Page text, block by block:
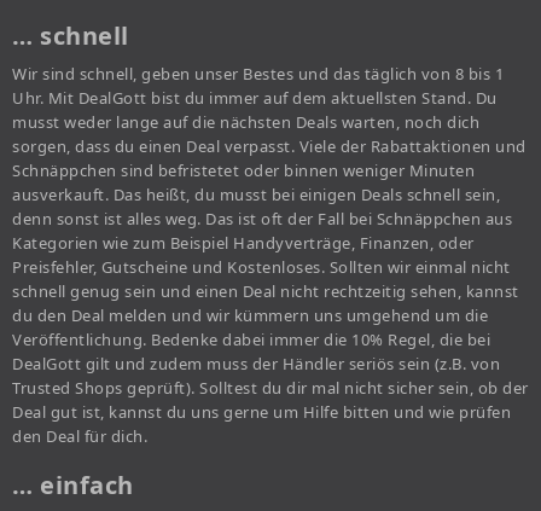
… schnell
Wir sind schnell, geben unser Bestes und das täglich von 8 bis 1
Uhr. Mit DealGott bist du immer auf dem aktuellsten Stand. Du
musst weder lange auf die nächsten Deals warten, noch dich
sorgen, dass du einen Deal verpasst. Viele der Rabattaktionen und
Schnäppchen sind befristetet oder binnen weniger Minuten
ausverkauft. Das heißt, du musst bei einigen Deals schnell sein,
denn sonst ist alles weg. Das ist oft der Fall bei Schnäppchen aus
Kategorien wie zum Beispiel Handyverträge, Finanzen, oder
Preisfehler, Gutscheine und Kostenloses. Sollten wir einmal nicht
schnell genug sein und einen Deal nicht rechtzeitig sehen, kannst
du den Deal melden und wir kümmern uns umgehend um die
Veröffentlichung. Bedenke dabei immer die 10% Regel, die bei
DealGott gilt und zudem muss der Händler seriös sein (z.B. von
Trusted Shops geprüft). Solltest du dir mal nicht sicher sein, ob der
Deal gut ist, kannst du uns gerne um Hilfe bitten und wie prüfen
den Deal für dich.
… einfach